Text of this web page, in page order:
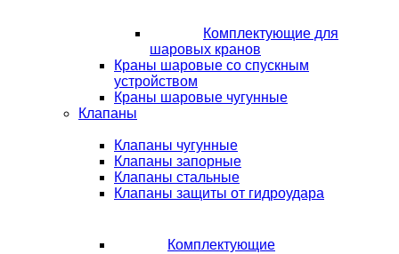
Комплектующие для
шаровых кранов
Краны шаровые со спускным
устройством
Краны шаровые чугунные
Клапаны
Клапаны чугунные
Клапаны запорные
Клапаны стальные
Клапаны защиты от гидроудара
Комплектующие